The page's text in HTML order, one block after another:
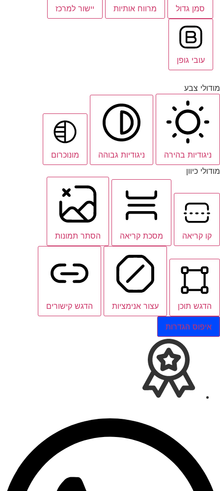
סמן גדול מרווח אותיות יישור למרכז
עובי גופן
מודולי צבע
ניגודיות בהירה ניגודיות גבוהה
מונוכרום
מודולי כיוון
קו קריאה מסכת קריאה הסתר תמונות
הדגש תוכן עצור אנימציות הדגש קישורים
איפוס הגדרות